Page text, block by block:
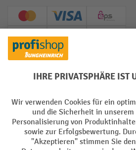
Creditcard (Master)Creditcard (Visa)
EPS
PayPal
Soziale Netzwerke
Impressum Datenschutz